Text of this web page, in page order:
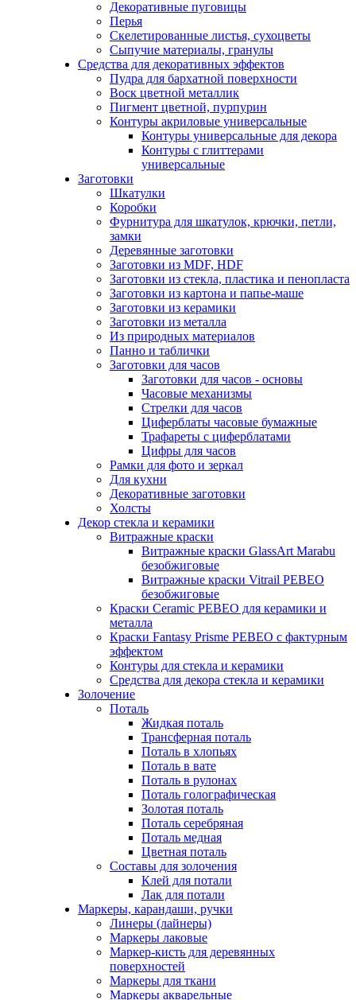
Декоративные пуговицы
Перья
Скелетированные листья, сухоцветы
Сыпучие материалы, гранулы
Средства для декоративных эффектов
Пудра для бархатной поверхности
Воск цветной металлик
Пигмент цветной, пурпурин
Контуры акриловые универсальные
Контуры универсальные для декора
Контуры с глиттерами
универсальные
Заготовки
Шкатулки
Коробки
Фурнитура для шкатулок, крючки, петли,
замки
Деревянные заготовки
Заготовки из MDF, HDF
Заготовки из стекла, пластика и пенопласта
Заготовки из картона и папье-маше
Заготовки из керамики
Заготовки из металла
Из природных материалов
Панно и таблички
Заготовки для часов
Заготовки для часов - основы
Часовые механизмы
Стрелки для часов
Циферблаты часовые бумажные
Трафареты с циферблатами
Цифры для часов
Рамки для фото и зеркал
Для кухни
Декоративные заготовки
Холсты
Декор стекла и керамики
Витражные краски
Витражные краски GlassArt Marabu
безобжиговые
Витражные краски Vitrail PEBEO
безобжиговые
Краски Ceramic PEBEO для керамики и
металла
Краски Fantasy Prisme PEBEO с фактурным
эффектом
Контуры для стекла и керамики
Средства для декора стекла и керамики
Золочение
Поталь
Жидкая поталь
Трансферная поталь
Поталь в хлопьях
Поталь в вате
Поталь в рулонах
Поталь голографическая
Золотая поталь
Поталь серебряная
Поталь медная
Цветная поталь
Составы для золочения
Клей для потали
Лак для потали
Маркеры, карандаши, ручки
Линеры (лайнеры)
Маркеры лаковые
Маркер-кисть для деревянных
поверхностей
Маркеры для ткани
Маркеры акварельные